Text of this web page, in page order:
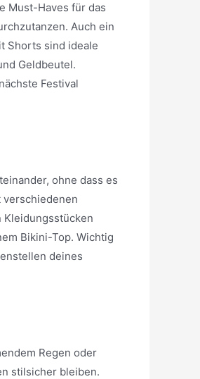
Must-Haves für das
Auch ein
Shorts sind ideale
Geldbeutel.
Festival
ohne dass es
verschiedenen
Kleidungsstücken
Bikini-Top. Wichtig
deines
Regen oder
stilsicher bleiben.